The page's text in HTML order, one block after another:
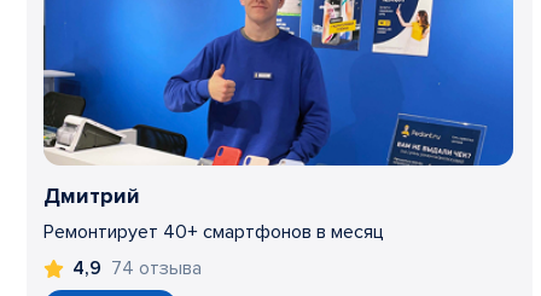
Дмитрий
Ремонтирует 40+ смартфонов в месяц
4,9 74 отзыва